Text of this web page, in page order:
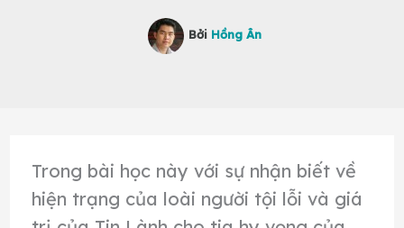
Bởi Hồng Ân
Trong bài học này với sự nhận biết về
hiện trạng của loài người tội lỗi và giá